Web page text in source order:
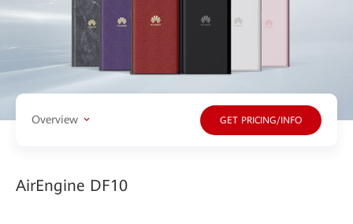
Overview GET PRICING/INFO
AirEngine DF10